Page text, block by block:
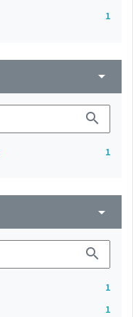
1
arrow_drop_down
search
1
arrow_drop_down
search
1
1